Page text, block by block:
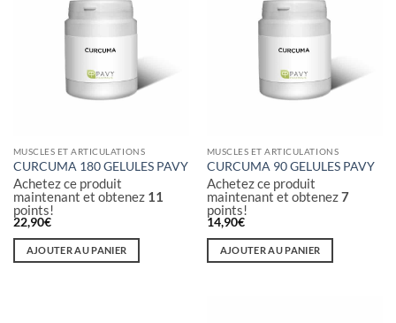
variations.
page
du
produit
variations.
page
du
produit
MUSCLES ET ARTICULATIONS
CURCUMA 180 GELULES PAVY
Achetez ce produit
maintenant et obtenez 11
points!
22,90€
AJOUTER AU PANIER
MUSCLES ET ARTICULATIONS
CURCUMA 90 GELULES PAVY
Achetez ce produit
maintenant et obtenez7
points!
14,90€
AJOUTER AU PANIER